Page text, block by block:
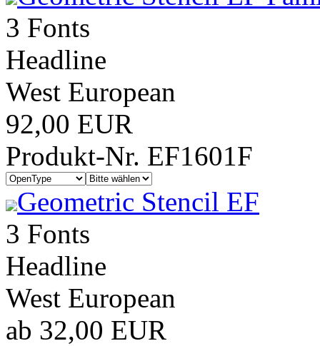
3 Fonts
Headline
West European
92,00 EUR
Produkt-Nr. EF1601F
Geometric Stencil EF
3 Fonts
Headline
West European
ab 32,00 EUR